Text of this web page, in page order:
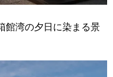
館湾の夕日に染まる景